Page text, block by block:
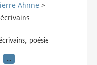
Ahnne >
, poésie
…